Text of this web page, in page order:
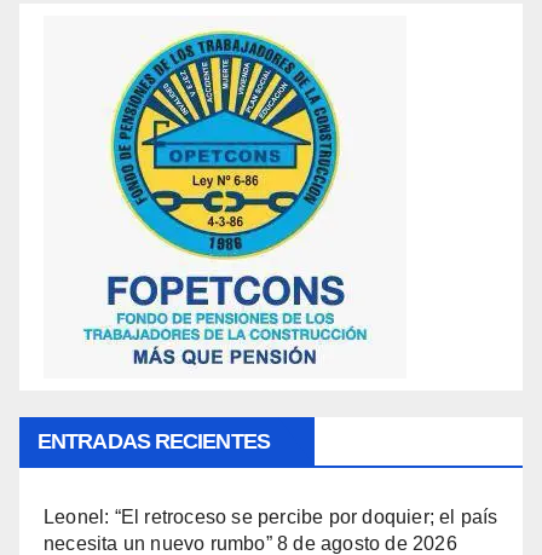
ENTRADAS RECIENTES
Leonel: “El retroceso se percibe por doquier; el país
necesita un nuevo rumbo” 8 de agosto de 2026